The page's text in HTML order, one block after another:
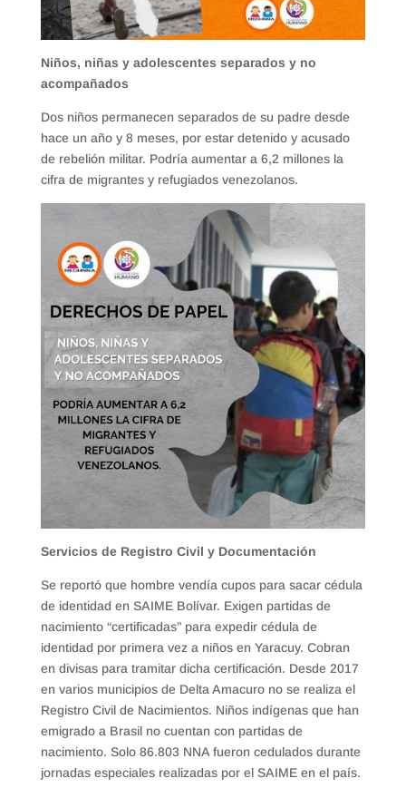
Niños, niñas y adolescentes separados y no
acompañados
Dos niños permanecen separados de su padre desde
hace un año y 8 meses, por estar detenido y acusado
de rebelión militar. Podría aumentar a 6,2 millones la
cifra de migrantes y refugiados venezolanos.
Servicios de Registro Civil y Documentación
Se reportó que hombre vendía cupos para sacar cédula
de identidad en SAIME Bolívar. Exigen partidas de
nacimiento “certificadas” para expedir cédula de
identidad por primera vez a niños en Yaracuy. Cobran
en divisas para tramitar dicha certificación. Desde 2017
en varios municipios de Delta Amacuro no se realiza el
Registro Civil de Nacimientos. Niños indígenas que han
emigrado a Brasil no cuentan con partidas de
nacimiento. Solo 86.803 NNA fueron cedulados durante
jornadas especiales realizadas por el SAIME en el país.